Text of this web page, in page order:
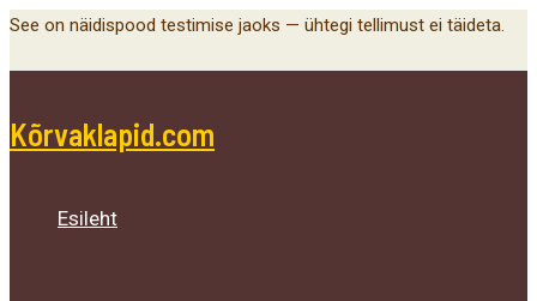
Skip
See on näidispood testimise jaoks — ühtegi tellimust ei täideta.
Kõrvaklapid.com
Esileht
Menu
Toggle
Menu
Toggle
Menu
Toggle
Main
Menu